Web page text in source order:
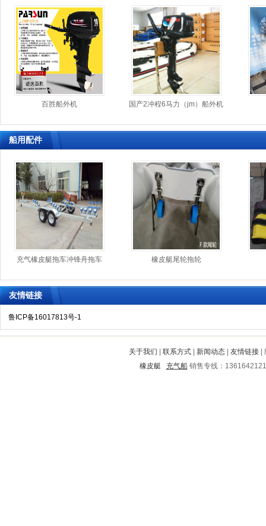
盐津 珲春 道孚 长安 钟楼
长垣 宜兴 沐川 昆都仑 晋源
临清 莲花 果洛 汉滨 嘉兴
岳阳 万安 沾益 南开 阿坝
镇原 吕梁 内丘
太和
延吉 大渡口 龙凤 醴陵 高坪
天峨 霍山 大兴安岭 厦门
项城
市南 秀洲
岚山 洛宁 茂南 墨江 文峰
许昌 赣榆 普安 宁南
思南 歙县
百胜船外机 国产2冲程6马力（jm）船外机
船用配件
充气橡皮艇拖车冲锋舟拖车 橡皮艇尾轮拖轮
友情链接
鲁ICP备16017813号-1
关于我们 联系方式 新闻动态 友情链接
橡皮艇
充气船 销售专线：